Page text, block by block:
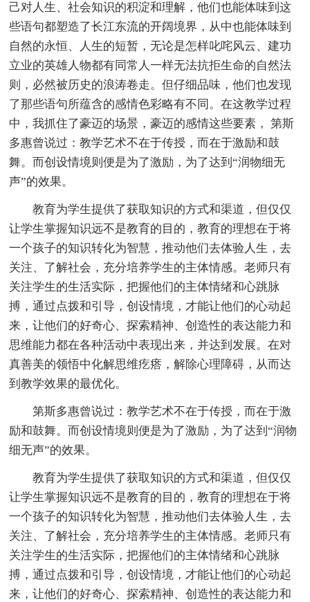
己对人生、社会知识的积淀和理解，他们也能体味到这
些语句都塑造了长江东流的开阔境界，从中也能体味到
自然的永恒、人生的短暂，无论是怎样叱咤风云、建功
立业的英雄人物都有同常人一样无法抗拒生命的自然法
则，必然被历史的浪涛卷走。但仔细品味，他们也发现
了那些语句所蕴含的感情色彩略有不同。在这教学过程
中，我抓住了豪迈的场景，豪迈的感情这些要素， 第斯
多惠曾说过：教学艺术不在于传授，而在于激励和鼓
舞。而创设情境则便是为了激励，为了达到“润物细无
声”的效果。
教育为学生提供了获取知识的方式和渠道，但仅仅
让学生掌握知识远不是教育的目的，教育的理想在于将
一个孩子的知识转化为智慧，推动他们去体验人生，去
关注、了解社会，充分培养学生的主体情感。老师只有
关注学生的生活实际，把握他们的主体情绪和心跳脉
搏，通过点拨和引导，创设情境，才能让他们的心动起
来，让他们的好奇心、探索精神、创造性的表达能力和
思维能力都在各种活动中表现出来，并达到发展。在对
真善美的领悟中化解思维疙瘩，解除心理障碍，从而达
到教学效果的最优化。
第斯多惠曾说过：教学艺术不在于传授，而在于激
励和鼓舞。而创设情境则便是为了激励，为了达到“润物
细无声”的效果。
教育为学生提供了获取知识的方式和渠道，但仅仅
让学生掌握知识远不是教育的目的，教育的理想在于将
一个孩子的知识转化为智慧，推动他们去体验人生，去
关注、了解社会，充分培养学生的主体情感。老师只有
关注学生的生活实际，把握他们的主体情绪和心跳脉
搏，通过点拨和引导，创设情境，才能让他们的心动起
来，让他们的好奇心、探索精神、创造性的表达能力和